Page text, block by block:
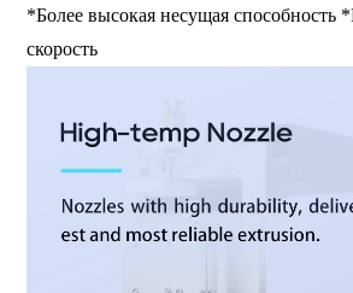
*Более высокая несущая способность
скорость